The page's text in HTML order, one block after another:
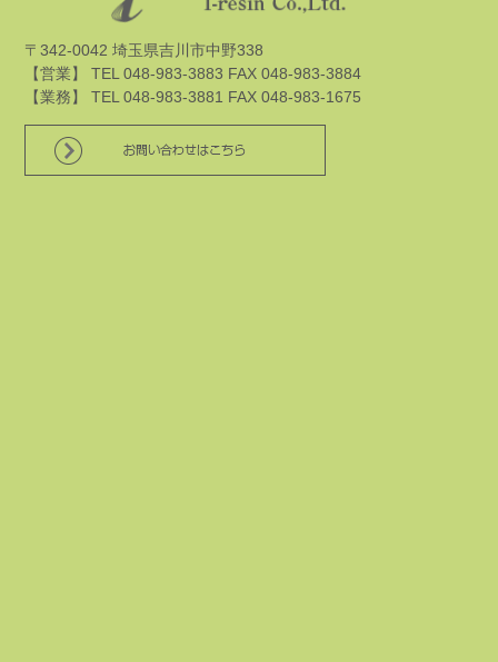
〒342-0042 埼玉県吉川市中野338
【営業】 TEL 048-983-3883 FAX 048-983-3884
【業務】 TEL 048-983-3881 FAX 048-983-1675